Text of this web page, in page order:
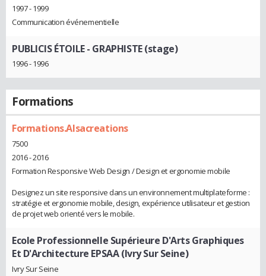
1997 - 1999
Communication événementielle
PUBLICIS ÉTOILE- GRAPHISTE (stage)
1996 - 1996
Formations
Formations.Alsacreations
7500
2016 - 2016
Formation Responsive Web Design / Design et ergonomie mobile
Designez un site responsive dans un environnement multiplateforme :
stratégie et ergonomie mobile, design, expérience utilisateur et gestion
de projet web orienté vers le mobile.
Ecole Professionnelle Supérieure D'Arts Graphiques
Et D'Architecture EPSAA (Ivry Sur Seine)
Ivry Sur Seine